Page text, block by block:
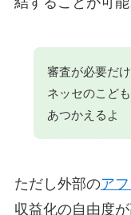
審査が必要だ
ネッセのこど
あつかえるよ
ただし外部のア
収益化の自由度